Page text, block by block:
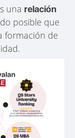
unarelación
posible que
formación de